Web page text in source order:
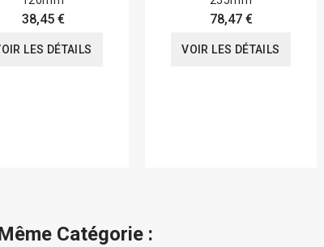
38,45 €
LES DÉTAILS
78,47 €
VOIR LES DÉTAILS
Catégorie :